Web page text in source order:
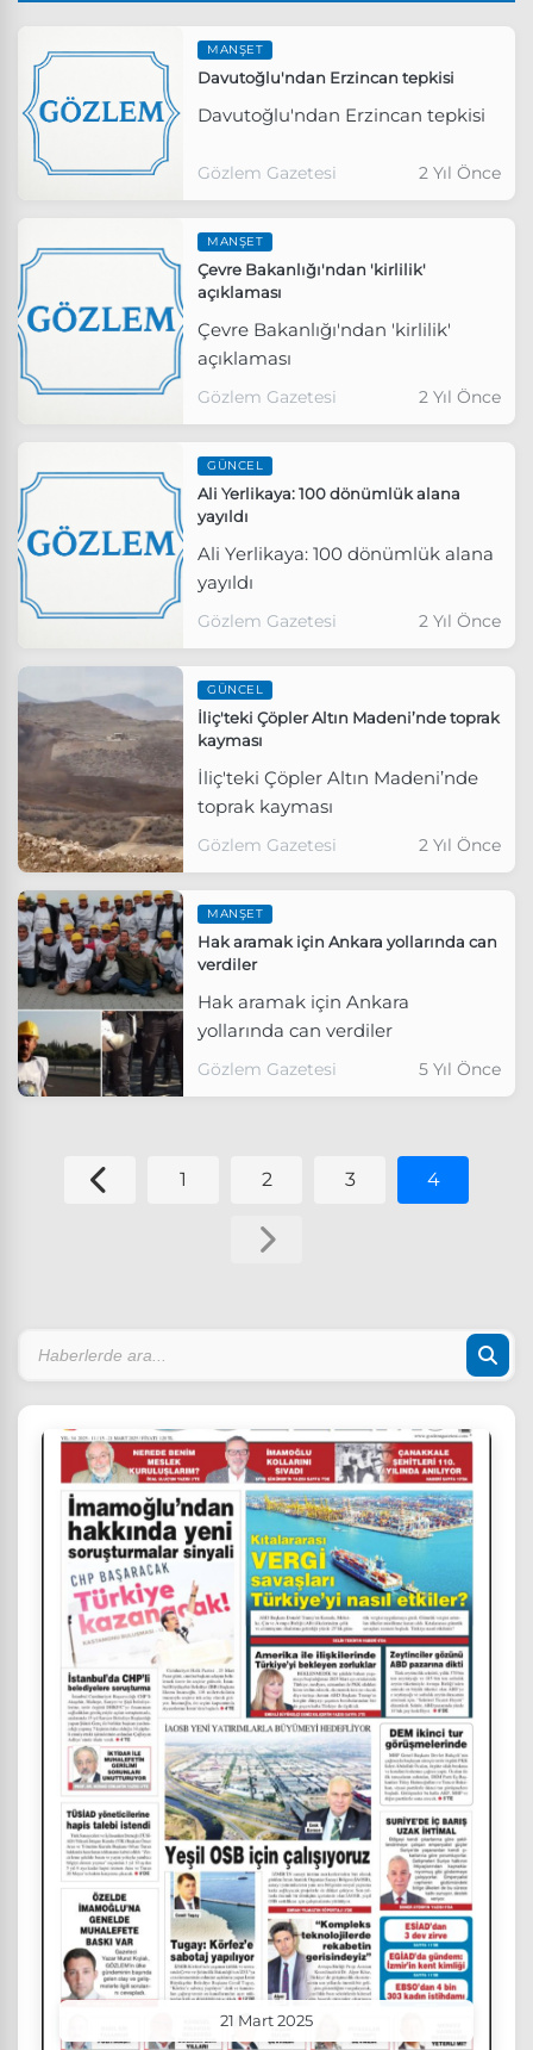
MANŞET
Davutoğlu'ndan Erzincan tepkisi
Davutoğlu'ndan Erzincan tepkisi
Gözlem Gazetesi 2 Yıl Önce
MANŞET
Çevre Bakanlığı'ndan 'kirlilik'
açıklaması
Çevre Bakanlığı'ndan 'kirlilik'
açıklaması
Gözlem Gazetesi 2 Yıl Önce
GÜNCEL
Ali Yerlikaya: 100 dönümlük alana
yayıldı
Ali Yerlikaya: 100 dönümlük alana
yayıldı
Gözlem Gazetesi 2 Yıl Önce
GÜNCEL
İliç'teki Çöpler Altın Madeni’nde toprak
kayması
İliç'teki Çöpler Altın Madeni’nde
toprak kayması
Gözlem Gazetesi 2 Yıl Önce
MANŞET
Hak aramak için Ankara yollarında can
verdiler
Hak aramak için Ankara
yollarında can verdiler
Gözlem Gazetesi 5 Yıl Önce
1 2 3 4
21 Mart 2025